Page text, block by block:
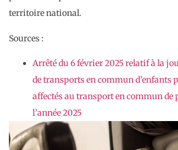
territoire national.
Sources :
Arrêté du 6 février 2025 relatif à la
de transports en commun d’enfants
affectés au transport en commun de
l’année 2025